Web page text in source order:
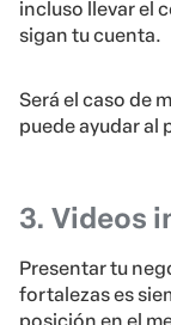
incluso llevar el
sigan tu cuenta.
Será el caso de
puede ayudar al
3. Videos
Presentar tu
fortalezas es